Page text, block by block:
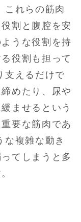
これらの筋肉
割と腹腔を安
うな役割を持
役割も担って
支えるだけで
めたり、尿や
ませるという
要な筋肉であ
な複雑な動き
てしまうと多